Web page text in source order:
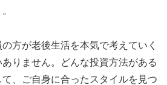
方が老後生活を本気で考えていく
りません。どんな投資方法がある
、ご自身に合ったスタイルを見つ